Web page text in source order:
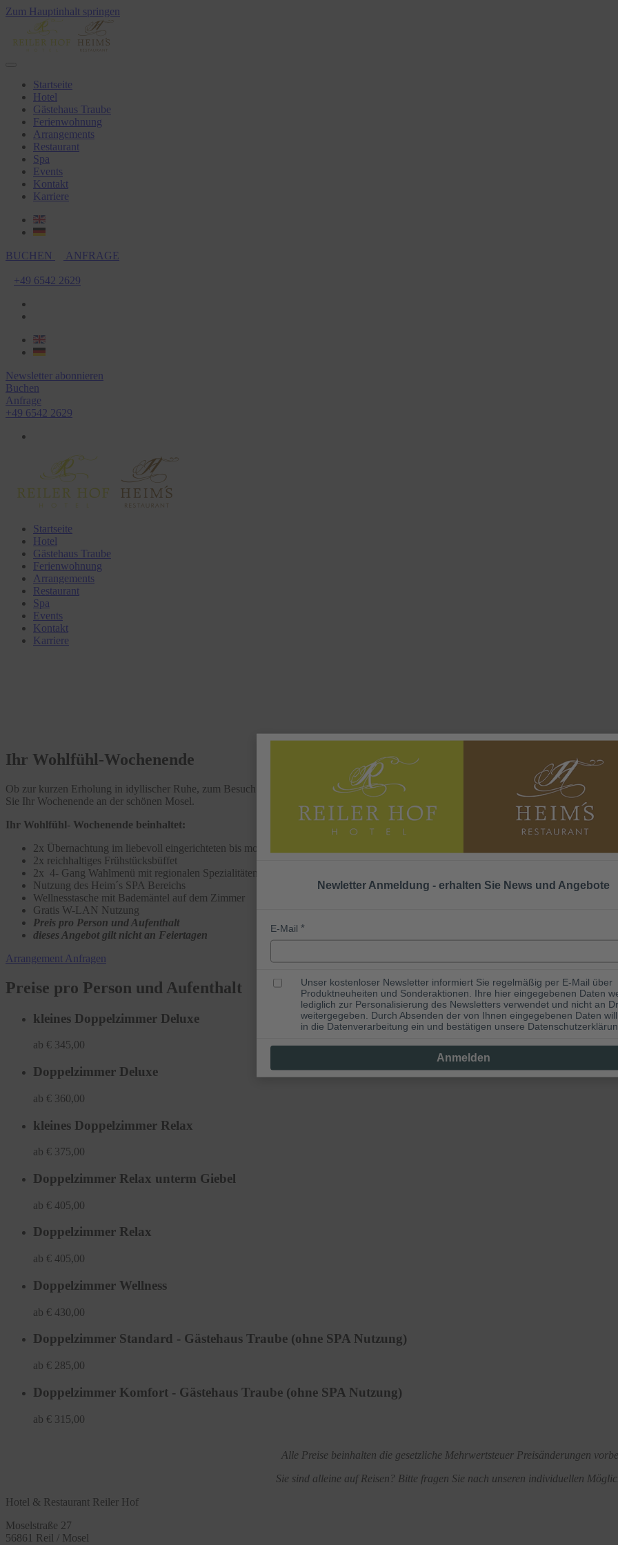
Zum Hauptinhalt springen
Startseite
Hotel
Gästehaus Traube
Ferienwohnung
Arrangements
Restaurant
Spa
Events
Kontakt
Karriere
BUCHEN ANFRAGE
+49 6542 2629
Newsletter abonnieren
Buchen
Anfrage
+49 6542 2629
Startseite
Hotel
Gästehaus Traube
Ferienwohnung
Arrangements
Restaurant
Spa
Events
Kontakt
Karriere
Ihr Wohlfühl-Wochenende
Ob zur kurzen Erholung in idyllischer Ruhe, zum Besuch der traditionellen Weinfeste, zum Wandern auf dem mehrfach prämierten
Sie Ihr Wochenende an der schönen Mosel.
Ihr Wohlfühl- Wochenende beinhaltet:
2x Übernachtung im liebevoll eingerichteten bis modernen Hotelzimmer
2x reichhaltiges Frühstücksbüffet
2x 4- Gang Wahlmenü mit regionalen Spezialitäten
Nutzung des Heim´s SPA Bereichs
Wellnesstasche mit Bademäntel auf dem Zimmer
Gratis W-LAN Nutzung
Preis pro Person und Aufenthalt
dieses Angebot gilt nicht an Feiertagen
Arrangement Anfragen
Preise pro Person und Aufenthalt
kleines Doppelzimmer Deluxe
ab € 345,00
Doppelzimmer Deluxe
ab € 360,00
kleines Doppelzimmer Relax
ab € 375,00
Doppelzimmer Relax unterm Giebel
ab € 405,00
Doppelzimmer Relax
ab € 405,00
Doppelzimmer Wellness
ab € 430,00
Doppelzimmer Standard - Gästehaus Traube (ohne SPA Nutzung)
ab € 285,00
Doppelzimmer Komfort - Gästehaus Traube (ohne SPA Nutzung)
ab € 315,00
Alle Preise beinhalten die gesetzliche Mehrwertsteuer Preisänderungen
Sie sind alleine auf Reisen? Bitte fragen Sie nach unseren individuellen
Newletter Anmeldung - erhalten Sie News und Angebote
E-Mail
Unser kostenloser Newsletter informiert Sie regelmäßig per E-Mail über
Produktneuheiten und Sonderaktionen. Ihre hier eingegebenen Daten
lediglich zur Personalisierung des Newsletters verwendet und nicht an
weitergegeben. Durch Absenden der von Ihnen eingegebenen Daten
in die Datenverarbeitung ein und bestätigen unsere
Anmelden
Hotel & Restaurant Reiler Hof
Moselstraße 27
56861 Reil / Mosel